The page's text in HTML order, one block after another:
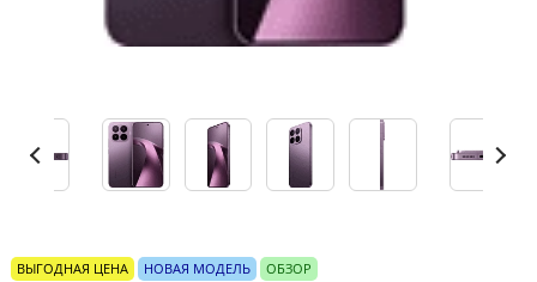
ВЫГОДНАЯ ЦЕНА НОВАЯ МОДЕЛЬ ОБЗОР